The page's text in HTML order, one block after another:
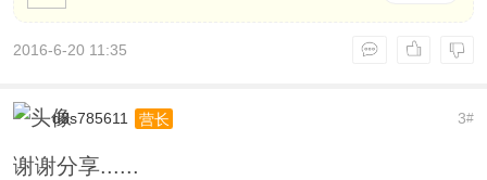
2016-6-20 11:35
3#
d3s785611 营长
谢谢分享......